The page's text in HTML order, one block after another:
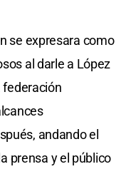
se expresara como
al darle a López
federación
andando el
prensa y el público